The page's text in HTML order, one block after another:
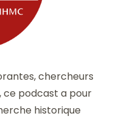
chercheurs
ce podcast a pour
historique